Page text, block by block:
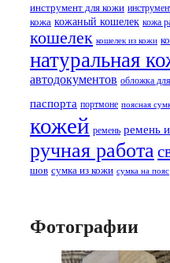
инструмент для кожи
кожа кожаный кошелек кожа
кошелек кошелек из кожи
натуральная
автодокументов обложка
паспорта портмоне поясная
кожей ремень ремень
ручная работа
шов сумка из кожи сумка на пояс
Фотографии